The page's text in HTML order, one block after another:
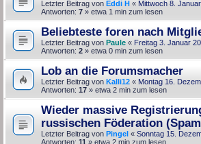
Letzter Beitrag von Eddi H « Mittwoch 8.
Antworten: 7 » etwa 1 min zum lesen
Beliebteste foren nach
Letzter Beitrag von Paule « Freitag 3. Januar
Antworten: 2 » etwa 0 min zum lesen
Lob an die Forumsmacher
Letzter Beitrag von Kalli12 « Montag 16.
Antworten: 17 » etwa 2 min zum lesen
Wieder massive
russischen Föderation
Letzter Beitrag von Pingel « Sonntag 15.
Antworten: 11 » etwa 2 min zum lesen